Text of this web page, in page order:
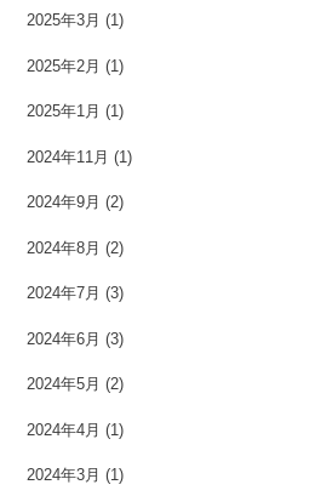
2025年3月 (1)
2025年2月 (1)
2025年1月 (1)
2024年11月 (1)
2024年9月 (2)
2024年8月 (2)
2024年7月 (3)
2024年6月 (3)
2024年5月 (2)
2024年4月 (1)
2024年3月 (1)